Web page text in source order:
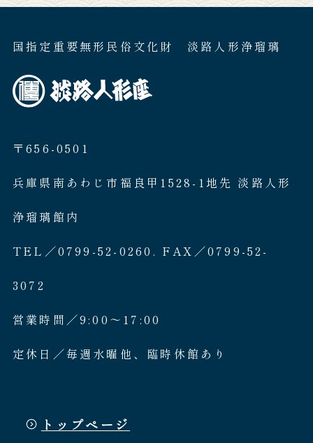
国指定重要無形民俗文化財 淡路人形浄瑠璃
〒656-0501
兵庫県南あわじ市福良甲1528-1地先 淡路人形
浄瑠璃館内
TEL／0799-52-0260. FAX／0799-52-
3072
営業時間／9:00〜17:00
定休日／毎週水曜他、臨時休館あり
トップページ